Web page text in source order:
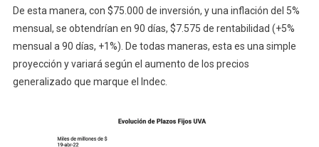
De esta manera, con $75.000 de inversión, y una inflación del 5%
mensual, se obtendrían en 90 días, $7.575 de rentabilidad (+5%
mensual a 90 días, +1%). De todas maneras, esta es una simple
proyección y variará según el aumento de los precios
generalizado que marque el Indec.